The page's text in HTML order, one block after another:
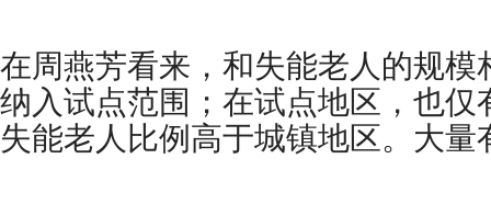
在周燕芳看来，和失能老人的规
纳入试点范围；在试点地区，也
失能老人比例高于城镇地区。大